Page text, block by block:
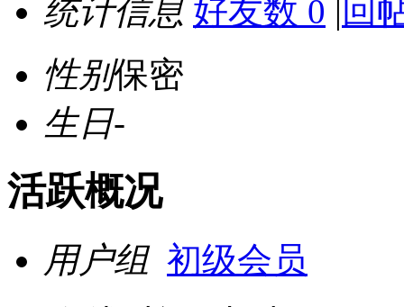
统计信息 好友数 0 | 回
性别保密
生日-
活跃概况
用户组 初级会员